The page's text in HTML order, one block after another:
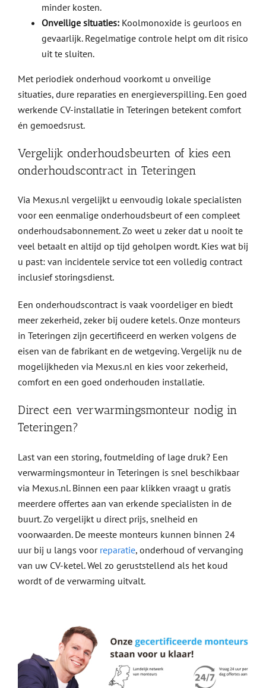
minder kosten.
Onveilige situaties:Koolmonoxide is geurloos en
gevaarlijk. Regelmatige controle helpt om dit risico
uit te sluiten.
Met periodiek onderhoud voorkomt u onveilige
situaties, dure reparaties en energieverspilling. Een goed
werkende CV-installatie in Teteringen betekent comfort
én gemoedsrust.
Vergelijk onderhoudsbeurten of kies een
onderhoudscontract in Teteringen
Via Mexus.nl vergelijkt u eenvoudig lokale specialisten
voor een eenmalige onderhoudsbeurt of een compleet
onderhoudsabonnement. Zo weet u zeker dat u nooit te
veel betaalt en altijd op tijd geholpen wordt. Kies wat bij
u past: van incidentele service tot een volledig contract
inclusief storingsdienst.
Een onderhoudscontract is vaak voordeliger en biedt
meer zekerheid, zeker bij oudere ketels. Onze monteurs
in Teteringen zijn gecertificeerd en werken volgens de
eisen van de fabrikant en de wetgeving. Vergelijk nu de
mogelijkheden via Mexus.nl en kies voor zekerheid,
comfort en een goed onderhouden installatie.
Direct een verwarmingsmonteur nodig in
Teteringen?
Last van een storing, foutmelding of lage druk? Een
verwarmingsmonteur in Teteringen is snel beschikbaar
via Mexus.nl. Binnen een paar klikken vraagt u gratis
meerdere offertes aan van erkende specialisten in de
buurt. Zo vergelijkt u direct prijs, snelheid en
voorwaarden. De meeste monteurs kunnen binnen 24
uur bij u langs voor reparatie, onderhoud of vervanging
van uw CV-ketel. Wel zo geruststellend als het koud
wordt of de verwarming uitvalt.